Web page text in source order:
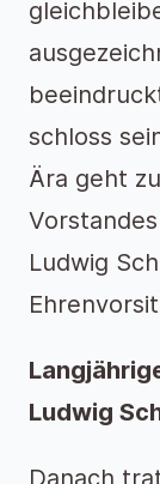
schloss
Ära geht
Ludwig
Ludwig
Danach